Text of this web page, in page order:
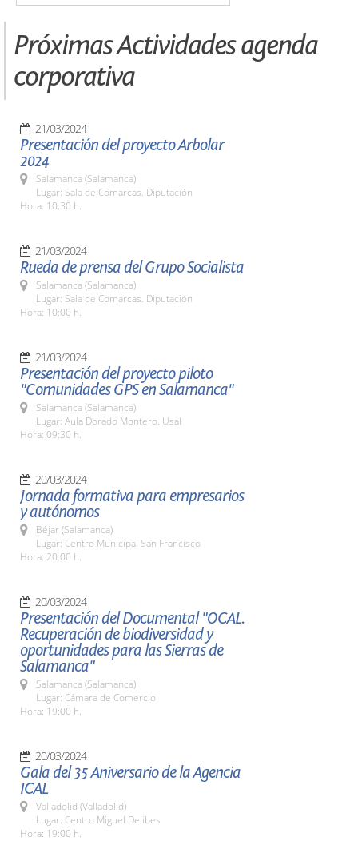
Próximas Actividades agenda
corporativa
21/03/2024
Presentación del proyecto Arbolar
2024
Salamanca (Salamanca)
Lugar: Sala de Comarcas. Diputación
Hora: 10:30 h.
21/03/2024
Rueda de prensa del Grupo Socialista
Salamanca (Salamanca)
Lugar: Sala de Comarcas. Diputación
Hora: 10:00 h.
21/03/2024
Presentación del proyecto piloto
"Comunidades GPS en Salamanca"
Salamanca (Salamanca)
Lugar: Aula Dorado Montero. Usal
Hora: 09:30 h.
20/03/2024
Jornada formativa para empresarios
y autónomos
Béjar (Salamanca)
Lugar: Centro Municipal San Francisco
Hora: 20:00 h.
20/03/2024
Presentación del Documental "OCAL.
Recuperación de biodiversidad y
oportunidades para las Sierras de
Salamanca"
Salamanca (Salamanca)
Lugar: Cámara de Comercio
Hora: 19:00 h.
20/03/2024
Gala del 35 Aniversario de la Agencia
ICAL
Valladolid (Valladolid)
Lugar: Centro Miguel Delibes
Hora: 19:00 h.